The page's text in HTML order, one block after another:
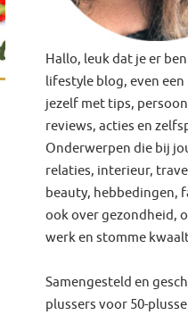
Hallo, leuk dat je er
lifestyle blog, even
jezelf met tips,
reviews, acties en
Onderwerpen die bij
relaties, interieur,
beauty, hebbedingen,
ook over gezondheid,
werk en stomme
Samengesteld en
plussers voor 50-